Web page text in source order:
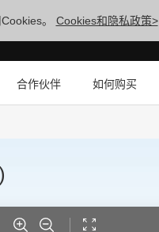
。 Cookies和隐私政策>
合作伙伴 如何购买